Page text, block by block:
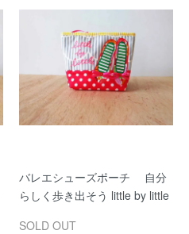
バレエシューズポーチ 自分
らしく歩き出そう little by little
SOLD OUT